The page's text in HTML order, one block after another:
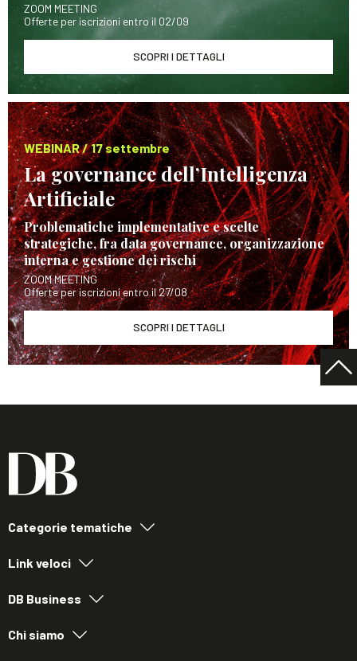
ZOOM MEETING
Offerte per iscrizioni entro il 02/09
SCOPRI I DETTAGLI
WEBINAR / 17 settembre
La governance dell’Intelligenza
Artificiale
Problematiche implementative e scelte
strategiche, fra data governance, organizzazione
interna e gestione dei rischi
ZOOM MEETING
Offerte per iscrizioni entro il 27/08
SCOPRI I DETTAGLI
Categorie tematiche
Link veloci
DB Business
Chi siamo